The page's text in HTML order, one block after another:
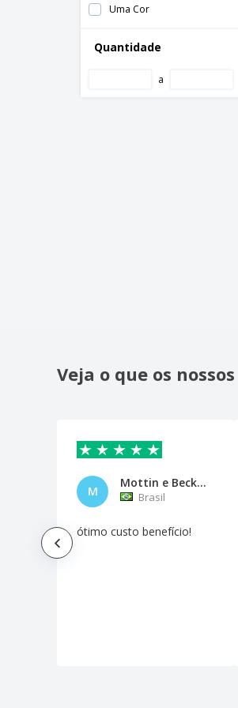
Uma Cor
Quantidade
a
Veja o que os
M
Mottin e Beck Arquitetura Ltda
Brasil
ótimo custo benefício!